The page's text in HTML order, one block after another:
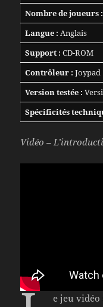
Nombre de joueurs :
Langue : Anglais
Support : CD-ROM
Contrôleur : Joypad
Version testée :
Spécificités
Vidéo –
e jeu